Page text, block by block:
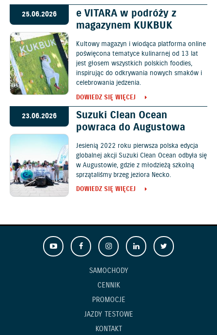
25.06.2026
e VITARA w podróży z
magazynem KUKBUK
Kultowy magazyn i wiodąca platforma online
poświęcona tematyce kulinarnej od 13 lat
jest głosem wszystkich polskich foodies,
inspirując do odkrywania nowych smaków i
celebrowania jedzenia.
DOWIEDZ SIĘ WIĘCEJ
23.06.2026
Suzuki Clean Ocean
powraca do Augustowa
Jesienią 2022 roku pierwsza polska edycja
globalnej akcji Suzuki Clean Ocean odbyła się
w Augustowie, gdzie z młodzieżą szkolną
sprzątaliśmy brzeg jeziora Necko.
DOWIEDZ SIĘ WIĘCEJ
SAMOCHODY
CENNIK
PROMOCJE
JAZDY TESTOWE
KONTAKT